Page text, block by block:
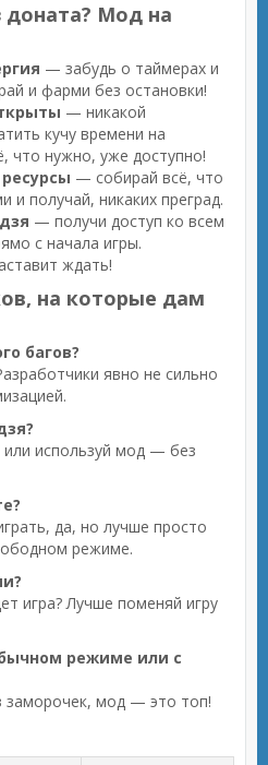
доната? Мод на
— забудь о таймерах и
и фарми без остановки!
— никакой
кучу времени на
что нужно, уже доступно!
— собирай всё, что
получай, никаких преград.
— получи доступ ко всем
с начала игры.
ждать!
на которые дам
багов?
явно не сильно
используй мод — без
да, но лучше просто
режиме.
игра? Лучше поменяй игру
режиме или с
заморочек, мод — это топ!